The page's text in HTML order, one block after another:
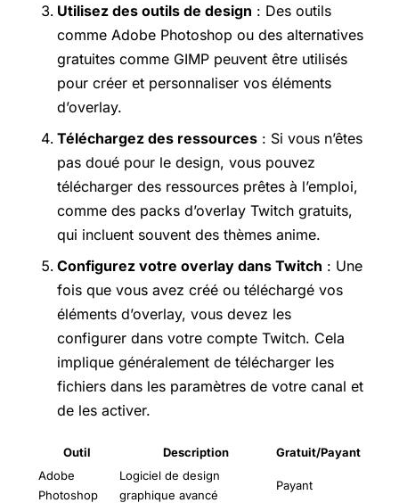
Utilisez des outils de design : Des outils
comme Adobe Photoshop ou des alternatives
gratuites comme GIMP peuvent être utilisés
pour créer et personnaliser vos éléments
d’overlay.
Téléchargez des ressources : Si vous n’êtes
pas doué pour le design, vous pouvez
télécharger des ressources prêtes à l’emploi,
comme des packs d’overlay Twitch gratuits,
qui incluent souvent des thèmes anime.
Configurez votre overlay dans Twitch : Une
fois que vous avez créé ou téléchargé vos
éléments d’overlay, vous devez les
configurer dans votre compte Twitch. Cela
implique généralement de télécharger les
fichiers dans les paramètres de votre canal et
de les activer.
Outil Description
Gratuit/Payant
Adobe
Photoshop
Logiciel de design
graphique avancé
Payant